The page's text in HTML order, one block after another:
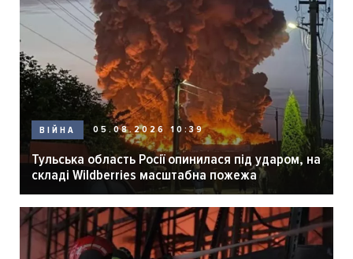
ВІЙНА 05.08.2026 10:39
Тульська область Росії опинилася під ударом, на
складі Wildberries масштабна пожежа